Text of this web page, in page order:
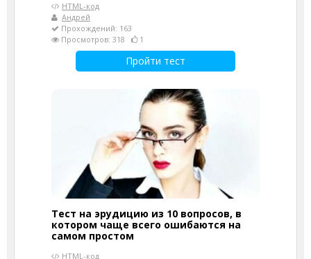
HTML-код
Андрей
Прохождений: 163
Просмотров: 318
1
Пройти тест
Тест на эрудицию из 10 вопросов, в
котором чаще всего ошибаются на
самом простом
HTML-код